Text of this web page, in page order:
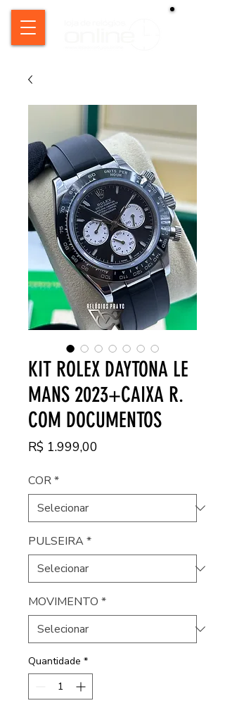
KIT ROLEX DAYTONA LE
MANS 2023+CAIXA R.
COM DOCUMENTOS
R$ 1.999,00
COR*
PULSEIRA*
MOVIMENTO *
Quantidade *